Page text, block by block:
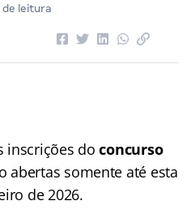
de leitura
inscrições doconcurso
abertas somente até esta
de 2026.